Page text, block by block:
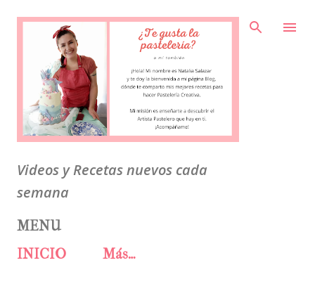
Ir al contenido principal
Videos y Recetas nuevos cada
semana
MENU
INICIO
Más…